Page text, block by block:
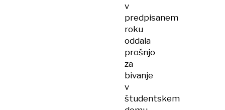
v
predpisanem
roku
oddala
prošnjo
za
bivanje
v
študentskem